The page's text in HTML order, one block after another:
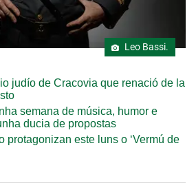
Leo Bassi.
judío de Cracovia que renació de la
semana de música, humor e
ducia de propostas
protagonizan este luns o ‘Vermú de